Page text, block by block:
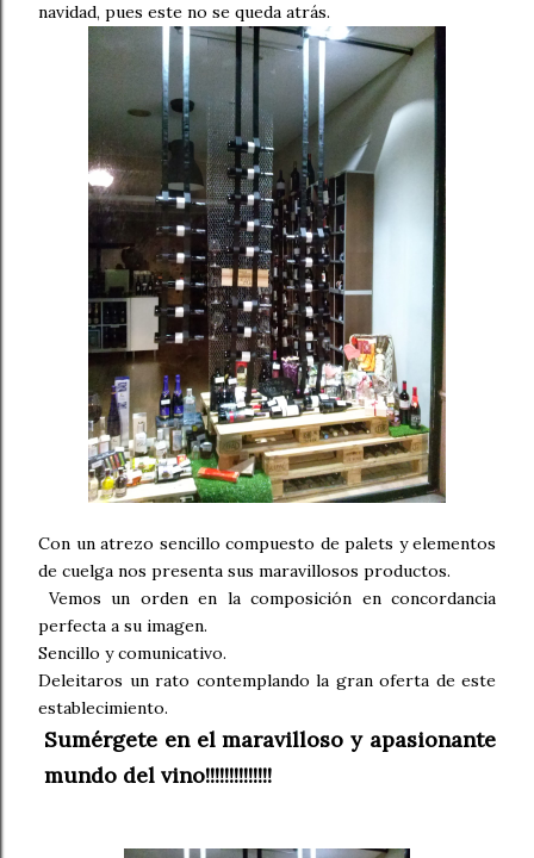
navidad, pues este no se queda atrás.
Con un atrezo sencillo compuesto de palets y elementos
de cuelga nos presenta sus maravillosos productos.
Vemos un orden en la composición en concordancia
perfecta a su imagen.
Sencillo y comunicativo.
Deleitaros un rato contemplando la gran oferta de este
establecimiento.
Sumérgete en el maravilloso y apasionante
mundo del vino!!!!!!!!!!!!!!